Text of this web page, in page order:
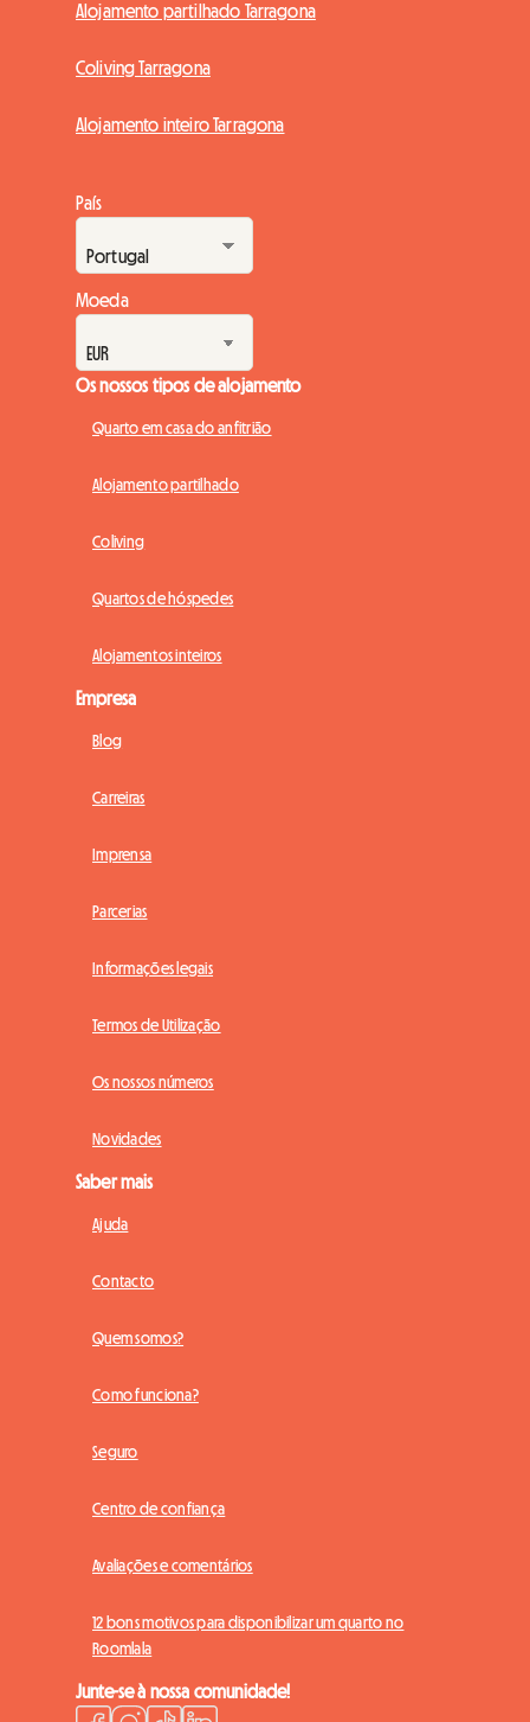
Alojamento partilhado Tarragona
Coliving Tarragona
Alojamento inteiro Tarragona
País
Moeda
Os nossos tipos de alojamento
Quarto em casa do anfitrião
Alojamento partilhado
Coliving
Quartos de hóspedes
Alojamentos inteiros
Empresa
Blog
Carreiras
Imprensa
Parcerias
Informações legais
Termos de Utilização
Os nossos números
Novidades
Saber mais
Ajuda
Contacto
Quem somos?
Como funciona?
Seguro
Centro de confiança
Avaliações e comentários
12 bons motivos para disponibilizar um quarto no
Roomlala
Junte-se à nossa comunidade!